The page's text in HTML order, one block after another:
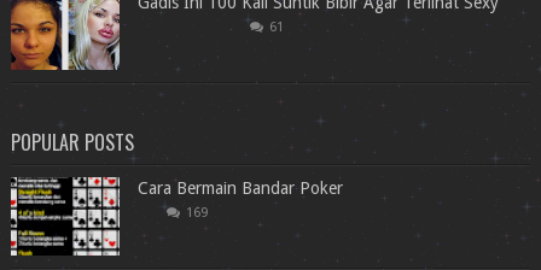
61
POPULAR POSTS
Cara Bermain Bandar Poker
169